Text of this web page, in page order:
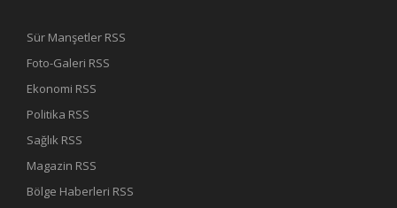
Sür Manşetler RSS
Foto-Galeri RSS
Ekonomi RSS
Politika RSS
Sağlık RSS
Magazin RSS
Bölge Haberleri RSS